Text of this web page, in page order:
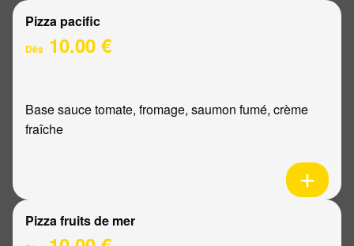
Pizza pacific
Dès 10.00 €
Base sauce tomate, fromage, saumon fumé, crème
fraîche
Pizza fruits de mer